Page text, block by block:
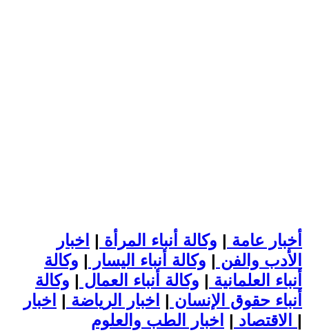
أخبار عامة | وكالة أنباء المرأة | اخبار
الأدب والفن | وكالة أنباء اليسار | وكالة
أنباء العلمانية | وكالة أنباء العمال | وكالة
أنباء حقوق الإنسان | اخبار الرياضة | اخبار
الاقتصاد | |